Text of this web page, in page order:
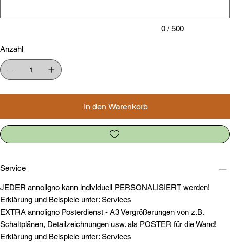
0 / 500
Anzahl
In den Warenkorb
Service
JEDER annoligno kann individuell PERSONALISIERT werden!
Erklärung und Beispiele unter: Services
EXTRA annoligno Posterdienst - A3 Vergrößerungen von z.B.
Schaltplänen, Detailzeichnungen usw. als POSTER für die Wand!
Erklärung und Beispiele unter: Services